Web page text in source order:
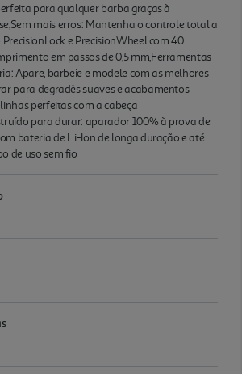
para qualquer barba graças à
mais erros: Mantenha o controle total a
e PrecisionWheel com 40
em passos de 0,5 mm,Ferramentas
Apare, barbeie e modele com as melhores
para degradês suaves e acabamentos
perfeitas com a cabeça
para durar: aparador 100% à prova de
bateria de L i-Ion de longa duração e até
de uso sem fio